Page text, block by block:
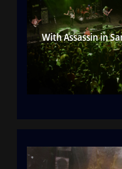
With Assassin in